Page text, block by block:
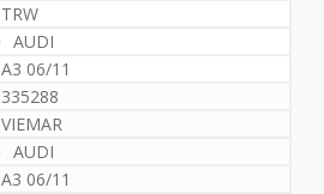
TRW
AUDI
A3 06/11
335288
VIEMAR
AUDI
A3 06/11